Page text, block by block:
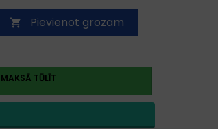
 Pievienot grozam
TŪLĪT